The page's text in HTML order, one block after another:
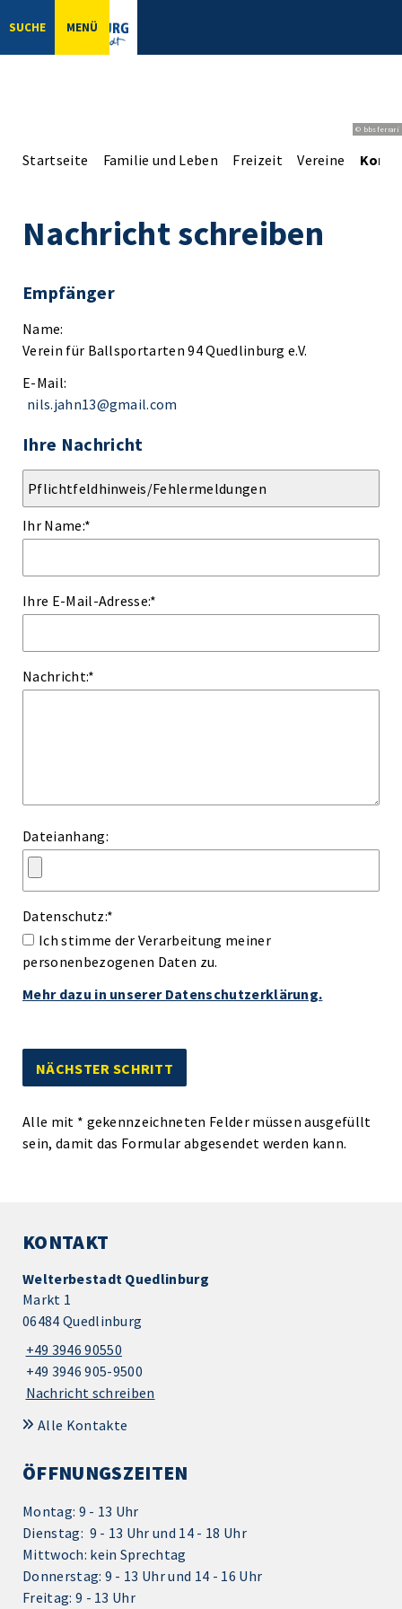
SUCHE MENÜ
© bbsferrari
Startseite Familie und Leben Freizeit Vereine
Nachricht schreiben
Empfänger
Name:
Verein für Ballsportarten 94 Quedlinburg e.V.
E-Mail:
nils.jahn13@gmail.com
Ihre Nachricht
Ihr Name:*
Ihre E-Mail-Adresse:*
Nachricht:*
Dateianhang:
Datenschutz:*
Ich stimme der Verarbeitung meiner
personenbezogenen Daten zu.
Mehr dazu in unserer Datenschutzerklärung.
Alle mit * gekennzeichneten Felder müssen ausgefüllt
sein, damit das Formular abgesendet werden kann.
KONTAKT
Welterbestadt Quedlinburg
Markt 1
06484 Quedlinburg
+49 3946 90550
+49 3946 905-9500
Nachricht schreiben
Alle Kontakte
ÖFFNUNGSZEITEN
Montag: 9 - 13 Uhr
Dienstag: 9 - 13 Uhr und 14 - 18 Uhr
Mittwoch: kein Sprechtag
Donnerstag: 9 - 13 Uhr und 14 - 16 Uhr
Freitag: 9 - 13 Uhr